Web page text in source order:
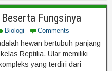
Fungsinya
Biologi Comments
hewan bertubuh panjang
Reptilia. Ular memiliki
yang terdiri dari